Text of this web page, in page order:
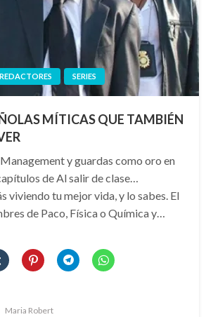
REDACTORES SERIES
MÍTICAS QUE TAMBIÉN
Management y guardas como oro en
de Al salir de clase…
viviendo tu mejor vida, y lo sabes. El
de Paco, Física o Química y…
Maria Robert